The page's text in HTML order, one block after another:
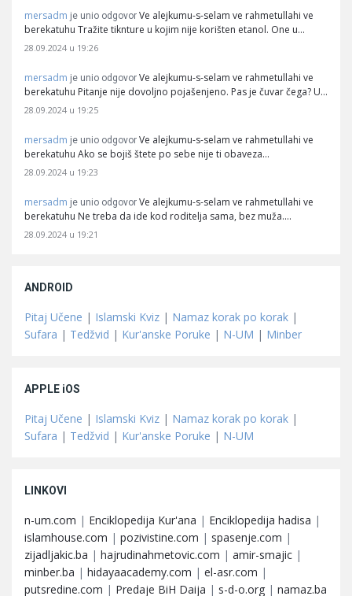
mersadm je unio odgovor Ve alejkumu-s-selam ve rahmetullahi ve
berekatuhu Tražite tiknture u kojim nije korišten etanol. One u…
28.09.2024 u 19:26
mersadm je unio odgovor Ve alejkumu-s-selam ve rahmetullahi ve
berekatuhu Pitanje nije dovoljno pojašenjeno. Pas je čuvar čega? U…
28.09.2024 u 19:25
mersadm je unio odgovor Ve alejkumu-s-selam ve rahmetullahi ve
berekatuhu Ako se bojiš štete po sebe nije ti obaveza…
28.09.2024 u 19:23
mersadm je unio odgovor Ve alejkumu-s-selam ve rahmetullahi ve
berekatuhu Ne treba da ide kod roditelja sama, bez muža.…
28.09.2024 u 19:21
ANDROID
Pitaj Učene | Islamski Kviz | Namaz korak po korak |
Sufara | Tedžvid | Kur'anske Poruke | N-UM | Minber
APPLE iOS
Pitaj Učene | Islamski Kviz | Namaz korak po korak |
Sufara | Tedžvid | Kur'anske Poruke | N-UM
LINKOVI
n-um.com | Enciklopedija Kur'ana | Enciklopedija hadisa |
islamhouse.com | pozivistine.com | spasenje.com |
zijadljakic.ba | hajrudinahmetovic.com | amir-smajic |
minber.ba | hidayaacademy.com | el-asr.com |
putsredine.com | Predaje BiH Daija | s-d-o.org | namaz.ba